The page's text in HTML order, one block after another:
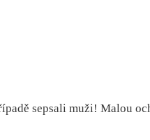
sepsali muži! Malou